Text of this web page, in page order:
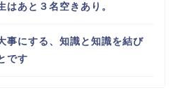
はあと３名空きあり。
事にする、知識と知識を結び
です